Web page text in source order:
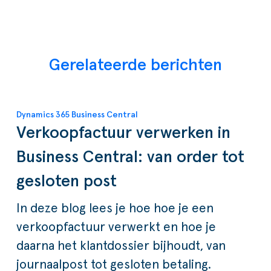
Gerelateerde berichten
Dynamics 365 Business Central
Verkoopfactuur verwerken in
Business Central: van order tot
gesloten post
In deze blog lees je hoe hoe je een
verkoopfactuur verwerkt en hoe je
daarna het klantdossier bijhoudt, van
journaalpost tot gesloten betaling.